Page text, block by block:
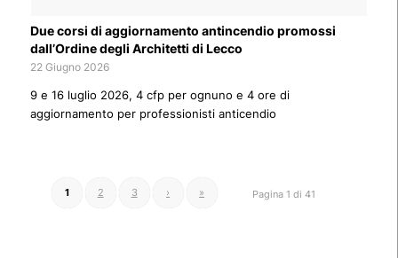
Due corsi di aggiornamento antincendio promossi
dall’Ordine degli Architetti di Lecco
22 Giugno 2026
9 e 16 luglio 2026, 4 cfp per ognuno e 4 ore di
aggiornamento per professionisti anticendio
Pagina 1 di 41
1 2 3 › »